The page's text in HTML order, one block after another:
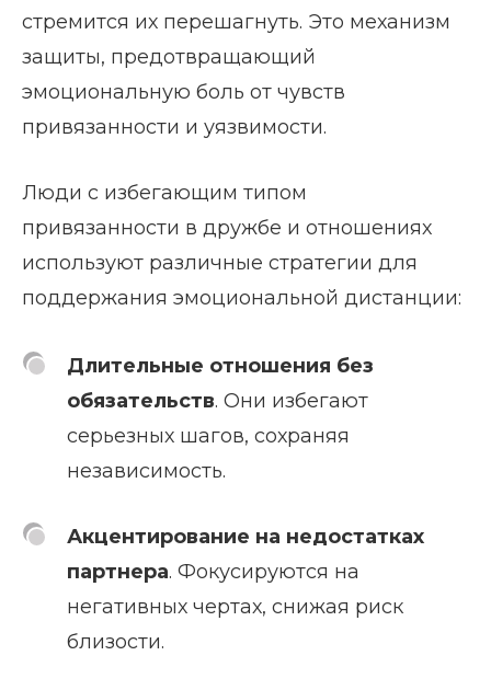
стремится их перешагнуть. Это механизм
защиты, предотвращающий
эмоциональную боль от чувств
привязанности и уязвимости.
Люди с избегающим типом
привязанности в дружбе и отношениях
используют различные стратегии для
поддержания эмоциональной дистанции:
Длительные отношения без
обязательств. Они избегают
серьезных шагов, сохраняя
независимость.
Акцентирование на недостатках
партнера. Фокусируются на
негативных чертах, снижая риск
близости.